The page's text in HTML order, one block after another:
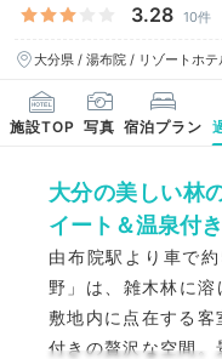
3.28 10件
大分県 / 湯布院 / リゾートホテ
施設TOP 写真 宿泊プラン
大分の美しい林
イート＆温泉付
由布院駅より車で
野」は、雑木林に
敷地内に点在する
付きの贅沢な空間